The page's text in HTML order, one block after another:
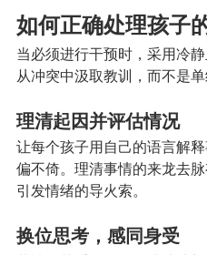
如何正确处理孩子
当必须进行干预时，采用冷
从冲突中汲取教训，而不是单
理清起因并评估情况
让每个孩子用自己的语言解
偏不倚。理清事情的来龙去
引发情绪的导火索。
换位思考，感同身受